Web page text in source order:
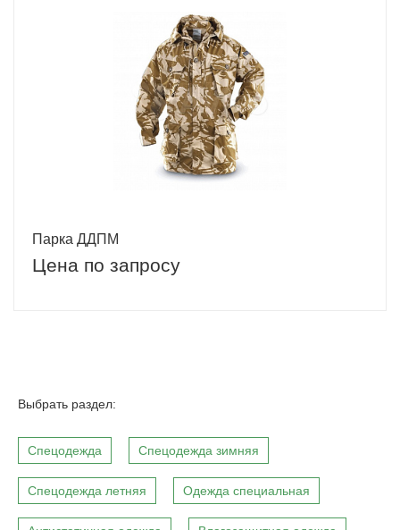
Парка ДДПМ
Цена по запросу
Выбрать раздел:
Спецодежда Спецодежда зимняя
Спецодежда летняя Одежда специальная